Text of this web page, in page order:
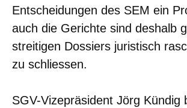
Entscheidungen des SEM ein
auch die Gerichte sind deshalb
streitigen Dossiers juristisch
zu schliessen.
SGV-Vizepräsident Jörg Kündig